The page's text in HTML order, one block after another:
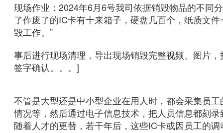
现场作业：2024年6月6号我司依据销毁物品的不同
了作废了的IC卡有十来箱子，硬盘几百个，纸质文
毁工作。”
事后进行现场清理，导出现场销毁完整视频、图片
签字确认。。。]
不管是大型还是中小型企业在用人时，都会采集员
情况等，然后通过电子信息技术，把人员信息都刻
随着人才的更替，若干年后，这些IC卡或因员工的